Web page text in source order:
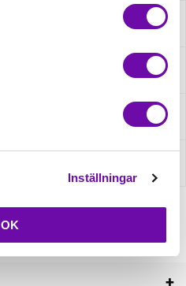
Inställningar
OK